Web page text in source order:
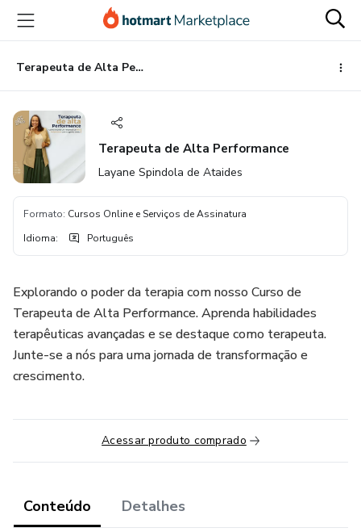
para
conteúdo
principal
para
pagamento
para
rodapé
Terapeuta de Alta Performance
Terapeuta de Alta Performance
Layane Spindola de Ataides
Formato: Cursos Online e Serviços de Assinatura
Idioma: Português
Explorando o poder da terapia com nosso Curso de
Terapeuta de Alta Performance. Aprenda habilidades
terapêuticas avançadas e se destaque como terapeuta.
Junte-se a nós para uma jornada de transformação e
crescimento.
Acessar produto comprado
Conteúdo Detalhes